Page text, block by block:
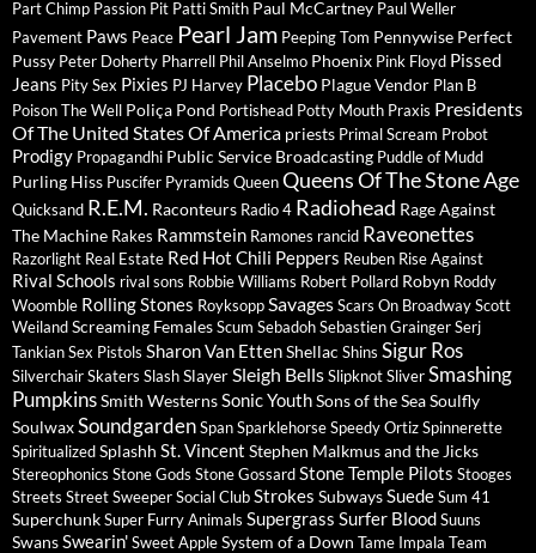
Part Chimp Passion Pit Patti Smith Paul McCartney Paul Weller
Pavement Paws Peace Pearl Jam Peeping Tom Pennywise Perfect
Pussy Peter Doherty Pharrell Phil Anselmo Phoenix Pink Floyd Pissed
Jeans Pity Sex Pixies PJ Harvey Placebo Plague Vendor Plan B
Poison The Well Poliça Pond Portishead Potty Mouth Praxis Presidents
Of The United States Of America priests Primal Scream Probot
Prodigy Propagandhi Public Service Broadcasting Puddle of Mudd
Purling Hiss Puscifer Pyramids QueenQueens Of The Stone Age
Quicksand R.E.M. Raconteurs Radio 4 Radiohead Rage Against
The Machine Rakes Rammstein Ramones rancid Raveonettes
Razorlight Real Estate Red Hot Chili Peppers Reuben Rise Against
Rival Schools rival sons Robbie Williams Robert Pollard Robyn Roddy
Woomble Rolling Stones RoyksoppSavagesScars On BroadwayScott
WeilandScreaming FemalesScum SebadohSebastien GraingerSerj
TankianSex Pistols Sharon Van EttenShellac Shins Sigur Ros
SilverchairSkaters SlashSlayerSleigh BellsSlipknotSliverSmashing
PumpkinsSmith WesternsSonic YouthSons of the SeaSoulfly
SoulwaxSoundgardenSpanSparklehorseSpeedy OrtizSpinnerette
SpiritualizedSplashh St. Vincent Stephen Malkmus and the Jicks
Stereophonics Stone Gods Stone GossardStone Temple Pilots Stooges
Streets Street Sweeper Social ClubStrokes SubwaysSuedeSum 41
SuperchunkSuper Furry Animals Supergrass Surfer BloodSuuns
SwansSwearin'Sweet AppleSystem of a Down Tame Impala Team